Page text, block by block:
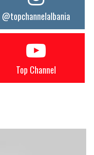
@topchannelalbania
Top Channel